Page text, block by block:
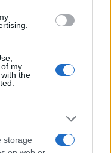
my
the
storage
50 /50